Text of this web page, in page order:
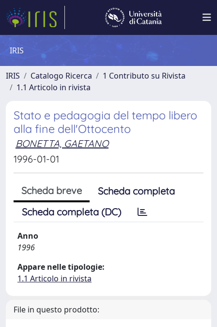
IRIS
IRIS Catalogo Ricerca
1 Contributo su Rivista
1.1 Articolo in rivista
Stato e pedagogia del tempo libero
alla fine dell'Ottocento
BONETTA, GAETANO
1996-01-01
Scheda breve
Scheda completa
Scheda completa (DC)
Anno
1996
Appare nelle tipologie:
1.1 Articolo in rivista
File in questo prodotto: